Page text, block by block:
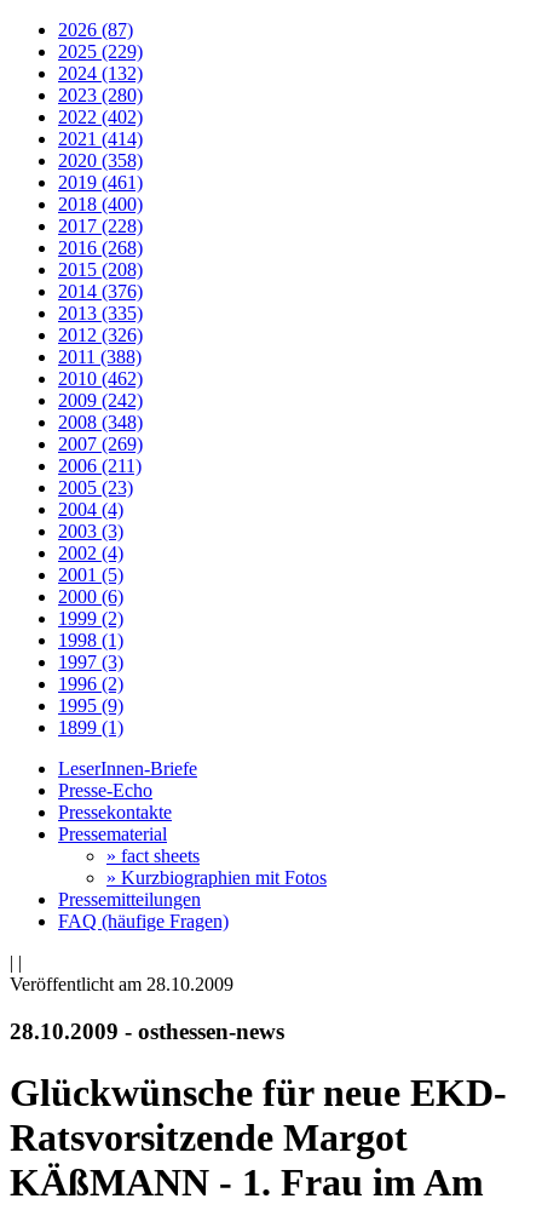
2026 (87)
2025 (229)
2024 (132)
2023 (280)
2022 (402)
2021 (414)
2020 (358)
2019 (461)
2018 (400)
2017 (228)
2016 (268)
2015 (208)
2014 (376)
2013 (335)
2012 (326)
2011 (388)
2010 (462)
2009 (242)
2008 (348)
2007 (269)
2006 (211)
2005 (23)
2004 (4)
2003 (3)
2002 (4)
2001 (5)
2000 (6)
1999 (2)
1998 (1)
1997 (3)
1996 (2)
1995 (9)
1899 (1)
LeserInnen-Briefe
Presse-Echo
Pressekontakte
Pressematerial
» fact sheets
» Kurzbiographien mit Fotos
Pressemitteilungen
FAQ (häufige Fragen)
| |
Veröffentlicht am 28­.10.2009
28.10.2009 - osthessen-news
Glückwünsche für neue EKD-
Ratsvorsitzende Margot
KÄßMANN - 1. Frau im Am